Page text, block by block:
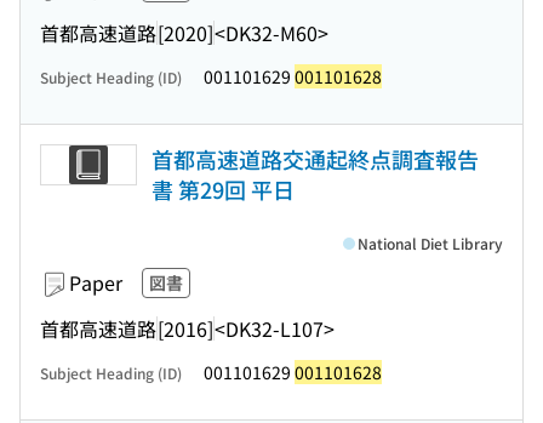
首都高速道路[2020]<DK32-M60>
Subject Heading (ID) 001101629 001101628
首都高速道路交通起終点調査報告
書 第29回 平日
Paper 図書
首都高速道路[2016]<DK32-L107>
National Diet Library
Subject Heading (ID) 001101629 001101628